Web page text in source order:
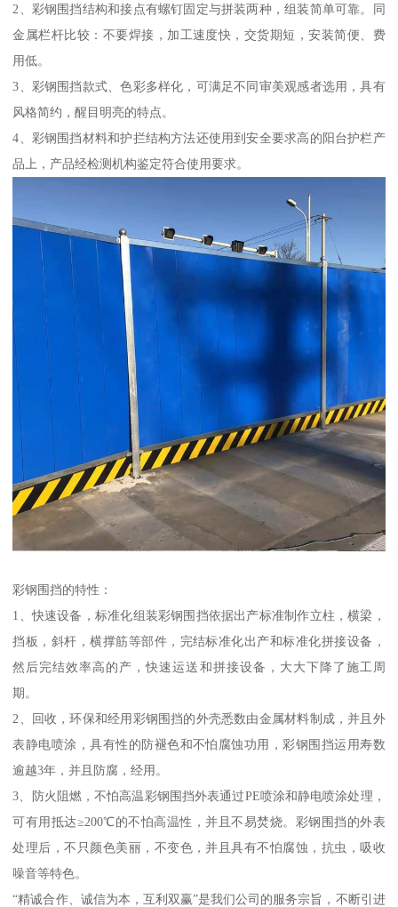
2、彩钢围挡结构和接点有螺钉固定与拼装两种，组装简单可靠。同
金属栏杆比较：不要焊接，加工速度快，交货期短，安装简便、费
用低。
3、彩钢围挡款式、色彩多样化，可满足不同审美观感者选用，具有
风格简约，醒目明亮的特点。
4、彩钢围挡材料和护拦结构方法还使用到安全要求高的阳台护栏产
品上，产品经检测机构鉴定符合使用要求。
彩钢围挡的特性：
1、快速设备，标准化组装彩钢围挡依据出产标准制作立柱，横梁，
挡板，斜杆，横撑筋等部件，完结标准化出产和标准化拼接设备，
然后完结效率高的产，快速运送和拼接设备，大大下降了施工周
期。
2、回收，环保和经用彩钢围挡的外壳悉数由金属材料制成，并且外
表静电喷涂，具有性的防褪色和不怕腐蚀功用，彩钢围挡运用寿数
逾越3年，并且防腐，经用。
3、防火阻燃，不怕高温彩钢围挡外表通过PE喷涂和静电喷涂处理，
可有用抵达≥200℃的不怕高温性，并且不易焚烧。彩钢围挡的外表
处理后，不只颜色美丽，不变色，并且具有不怕腐蚀，抗虫，吸收
噪音等特色。
“精诚合作、诚信为本，互利双赢”是我们公司的服务宗旨，不断引进